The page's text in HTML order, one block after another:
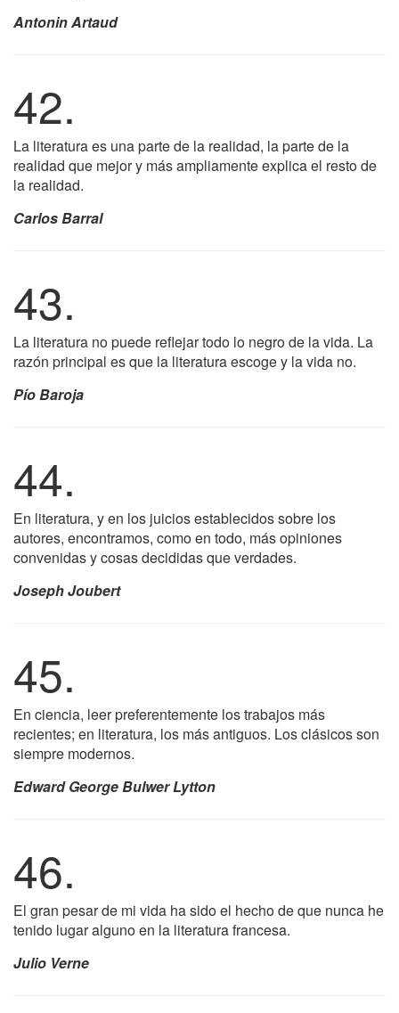
Antonin Artaud
42.
La literatura es una parte de la realidad, la parte de la
realidad que mejor y más ampliamente explica el resto de
la realidad.
Carlos Barral
43.
La literatura no puede reflejar todo lo negro de la vida. La
razón principal es que la literatura escoge y la vida no.
Pío Baroja
44.
En literatura, y en los juicios establecidos sobre los
autores, encontramos, como en todo, más opiniones
convenidas y cosas decididas que verdades.
Joseph Joubert
45.
En ciencia, leer preferentemente los trabajos más
recientes; en literatura, los más antiguos. Los clásicos son
siempre modernos.
Edward George Bulwer Lytton
46.
El gran pesar de mi vida ha sido el hecho de que nunca he
tenido lugar alguno en la literatura francesa.
Julio Verne